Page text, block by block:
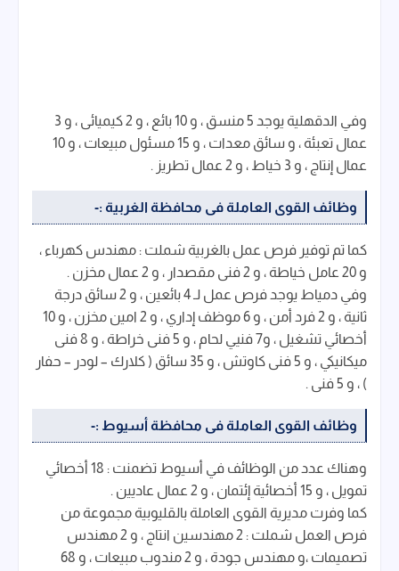
وفي الدقهلية يوجد 5 منسق ، و 10 بائع ، و 2 كيميائى ، و 3
عمال تعبئة ، و سائق معدات ، و 15 مسئول مبيعات ، و 10
عمال إنتاج ، و 3 خياط ، و 2 عمال تطريز .
وظائف القوى العاملة فى محافظة الغربية :-
كما تم توفير فرص عمل بالغربية شملت : مهندس كهرباء ،
و 20 عامل خياطة ، و 2 فنى مقصدار ، و 2 عمال مخزن .
وفي دمياط يوجد فرص عمل لـ 4 بائعين ، و 2 سائق درجة
ثانية ، و 2 فرد أمن ، و 6 موظف إداري ، و 2 امين مخزن ، و 10
أخصائي تشغيل ، و7 فنيي لحام ، و 5 فنى خراطة ، و 8 فنى
ميكانيكي ، و 5 فنى كاوتش ، و 35 سائق ( كلارك – لودر – حفار
) ، و 5 فنى .
وظائف القوى العاملة فى محافظة أسيوط :-
وهناك عدد من الوظائف في أسيوط تضمنت : 18 أخصائي
تمويل ، و 15 أخصائية إئتمان ، و 2 عمال عاديين .
كما وفرت مديرية القوى العاملة بالقليوبية مجموعة من
فرص العمل شملت : 2 مهندسين انتاج ، و 2 مهندس
تصميمات ،و مهندس جودة ، و 2 مندوب مبيعات ، و 68